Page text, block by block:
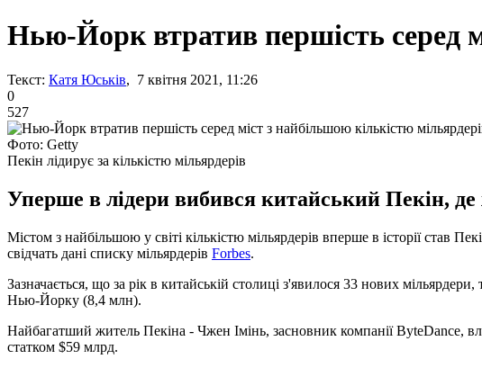
Нью-Йорк втратив першість серед
Текст: Катя Юськів, 7 квітня 2021, 11:26
0
527
Фото: Getty
Пекін лідирує за кількістю мільярдерів
Уперше в лідери вибився китайський Пекін, де
Містом з найбільшою у світі кількістю мільярдерів вперше в історії
свідчать дані списку мільярдерів Forbes.
Зазначається, що за рік в китайській столиці з'явилося 33 нових
Нью-Йорку (8,4 млн).
Найбагатший житель Пекіна - Чжен Імінь, засновник компанії ByteDance,
статком $59 млрд.